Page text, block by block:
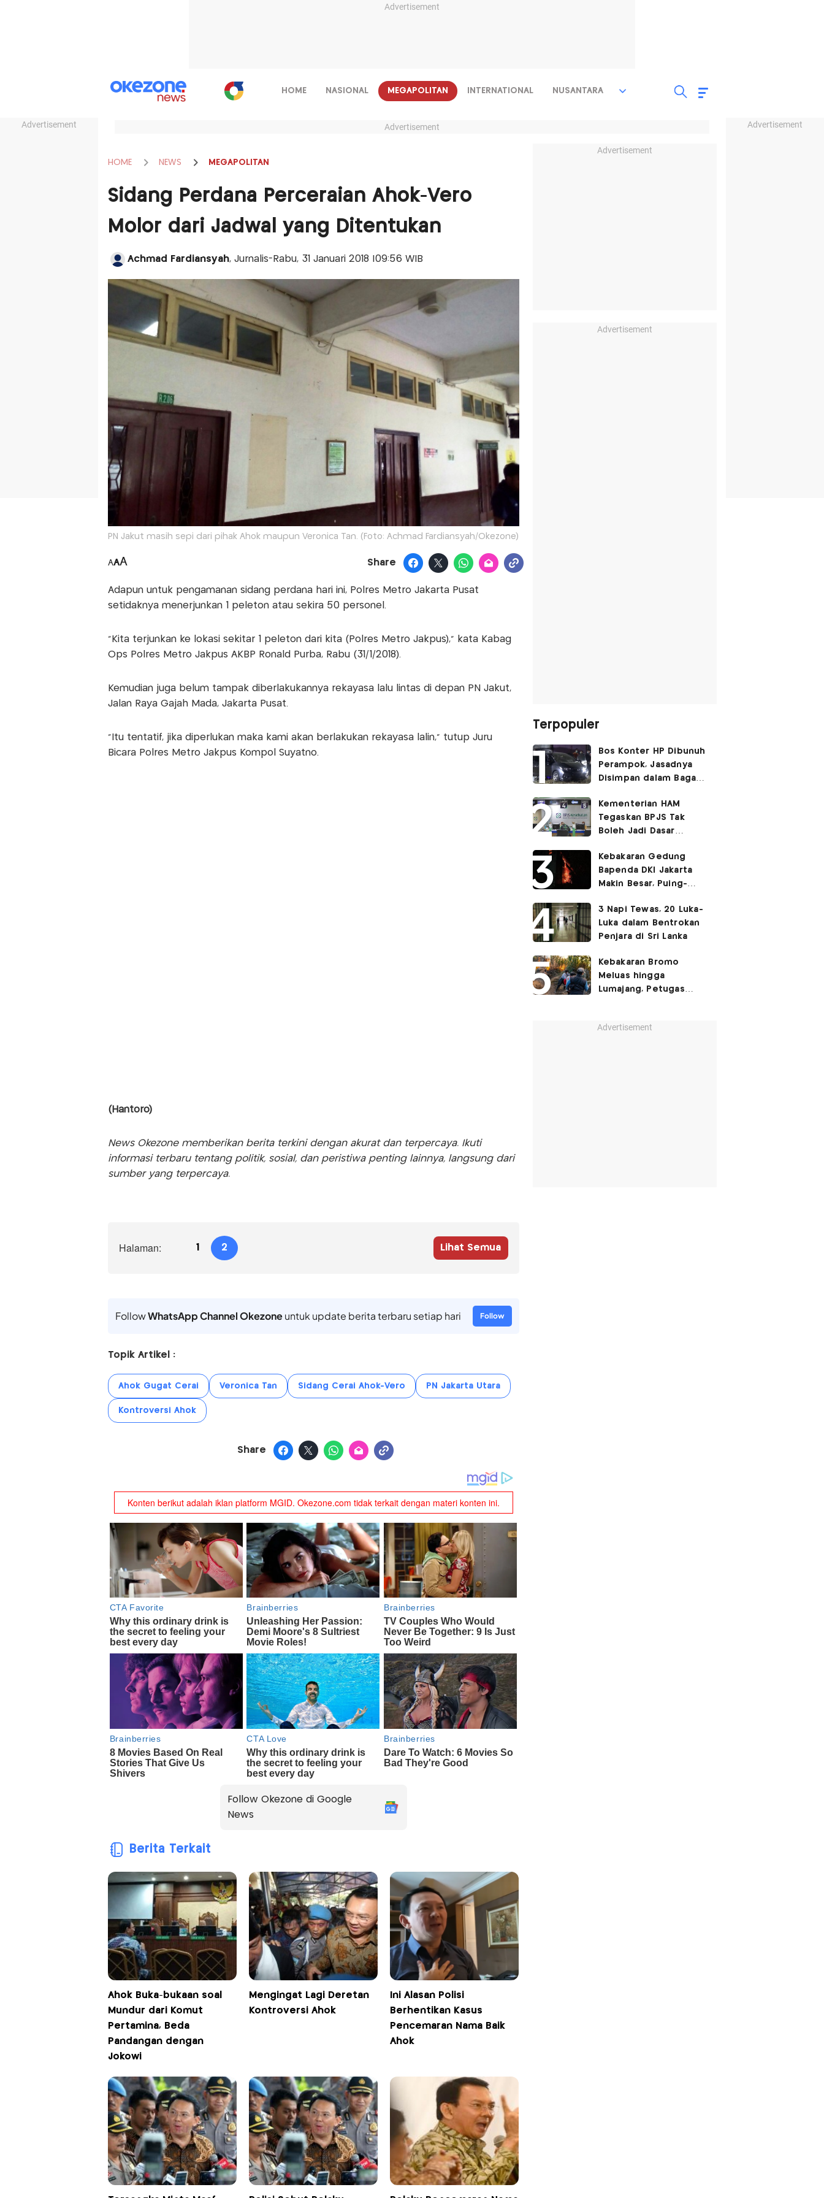
Advertisement
Advertisement Advertisement
HOME NASIONAL MEGAPOLITAN INTERNATIONAL NUSANTARA
Advertisement
HOME NEWS MEGAPOLITAN
Sidang Perdana Perceraian Ahok-Vero
Molor dari Jadwal yang Ditentukan
Achmad Fardiansyah, Jurnalis-Rabu, 31 Januari 2018 |09:56 WIB
PN Jakut masih sepi dari pihak Ahok maupun Veronica Tan. (Foto: Achmad Fardiansyah/Okezone)
AAA Share
Adapun untuk pengamanan sidang perdana hari ini, Polres Metro Jakarta Pusat
setidaknya menerjunkan 1 peleton atau sekira 50 personel.
"Kita terjunkan ke lokasi sekitar 1 peleton dari kita (Polres Metro Jakpus)," kata Kabag
Ops Polres Metro Jakpus AKBP Ronald Purba, Rabu (31/1/2018).
Kemudian juga belum tampak diberlakukannya rekayasa lalu lintas di depan PN Jakut,
Jalan Raya Gajah Mada, Jakarta Pusat.
"Itu tentatif, jika diperlukan maka kami akan berlakukan rekayasa lalin," tutup Juru
Bicara Polres Metro Jakpus Kompol Suyatno.
(Hantoro)
News Okezone memberikan berita terkini dengan akurat dan terpercaya. Ikuti
informasi terbaru tentang politik, sosial, dan peristiwa penting lainnya, langsung dari
sumber yang terpercaya.
Halaman: 1 2 Lihat Semua
FollowWhatsApp Channel Okezoneuntuk update berita terbaru setiap hari Follow
Topik Artikel :
Ahok Gugat Cerai Veronica Tan Sidang Cerai Ahok-Vero PN Jakarta Utara
Kontroversi Ahok
Share
Follow Okezone di Google
News
Berita Terkait
Ahok Buka-bukaan soal
Mundur dari Komut
Pertamina, Beda
Pandangan dengan
Jokowi
Mengingat Lagi Deretan
Kontroversi Ahok
Ini Alasan Polisi
Berhentikan Kasus
Pencemaran Nama Baik
Ahok
Advertisement
Advertisement
Terpopuler
Bos Konter HP Dibunuh
Perampok, Jasadnya
Disimpan dalam Bagasi
Kementerian HAM
Tegaskan BPJS Tak
Boleh Jadi Dasar
Layanan Kesehatan
Kebakaran Gedung
Bapenda DKI Jakarta
Makin Besar, Puing-
3 Napi Tewas, 20 Luka-
Luka dalam Bentrokan
Penjara di Sri Lanka
Kebakaran Bromo
Meluas hingga
Lumajang, Petugas
Advertisement